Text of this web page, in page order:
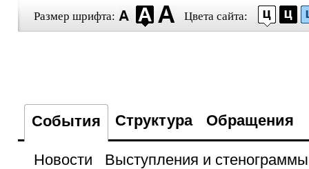
Размер шрифта: Цвета сайта:
События Структура Обращения
Новости
Выступления и стенограммы